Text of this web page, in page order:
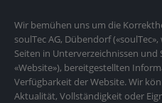
Wir bemühen uns um die
soulTec AG, Dübendorf
Seiten in Unterverzeichnissen
«Website»), bereitgestellten
Verfügbarkeit der Website. Wir
Aktualität, Vollständigkeit oder